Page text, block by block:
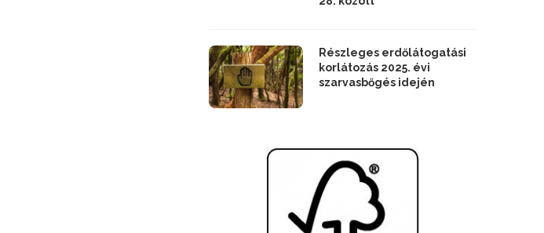
Részleges erdőlátogatási
korlátozás 2025. évi
szarvasbőgés idején